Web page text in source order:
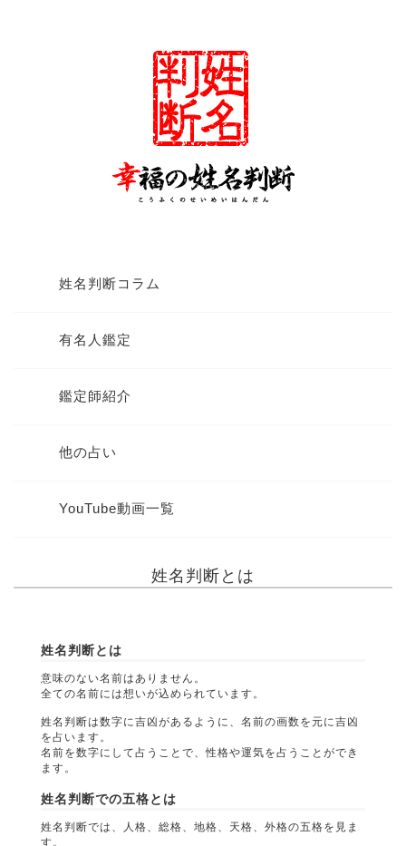
姓名判断コラム
有名人鑑定
鑑定師紹介
他の占い
YouTube動画一覧
姓名判断とは
姓名判断とは
意味のない名前はありません。
全ての名前には想いが込められています。
姓名判断は数字に吉凶があるように、名前の画数を元に吉凶
を占います。
名前を数字にして占うことで、性格や運気を占うことができ
ます。
姓名判断での五格とは
姓名判断では、人格、総格、地格、天格、外格の五格を見ま
す。